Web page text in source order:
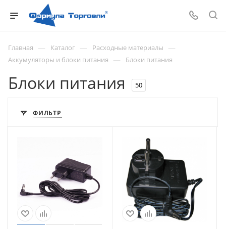
Главная — Каталог — Расходные материалы —
Аккумуляторы и блоки питания — Блоки питания
Блоки питания 50
ФИЛЬТР